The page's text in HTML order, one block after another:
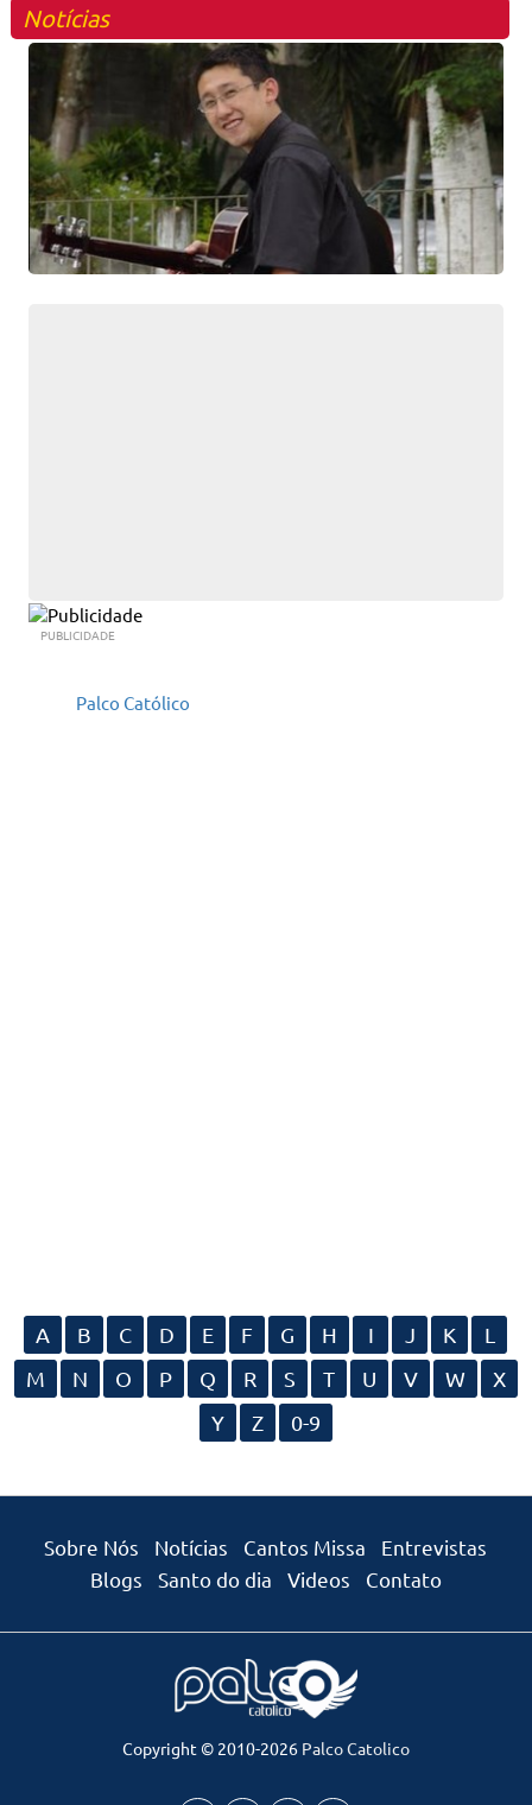
Notícias
PUBLICIDADE
Palco Católico
A B C D E F G H I J K
L
M
N O P Q R S T U V W
X
Y
Z 0-9
Sobre Nós Notícias Cantos Missa
Entrevistas
Blogs
Santo do dia Videos Contato
Copyright © 2010-2026 Palco Catolico